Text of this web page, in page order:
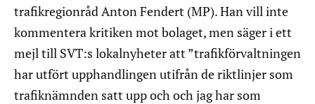
trafikregionråd Anton Fendert (MP). Han vill inte
kommentera kritiken mot bolaget, men säger i ett
mejl till SVT:s lokalnyheter att ”trafikförvaltningen
har utfört upphandlingen utifrån de riktlinjer som
trafiknämnden satt upp och och jag har som